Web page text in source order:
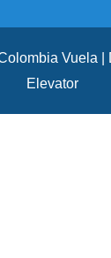
Vuela |
Elevator